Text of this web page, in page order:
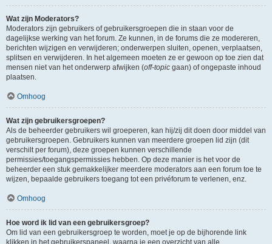
Wat zijn Moderators?
Moderators zijn gebruikers of gebruikersgroepen die in staan voor de
dagelijkse werking van het forum. Ze kunnen, in de forums die ze modereren,
berichten wijzigen en verwijderen; onderwerpen sluiten, openen, verplaatsen,
splitsen en verwijderen. In het algemeen moeten ze er gewoon op toe zien dat
mensen niet van het onderwerp afwijken (off-topic gaan) of ongepaste inhoud
plaatsen.
Omhoog
Wat zijn gebruikersgroepen?
Als de beheerder gebruikers wil groeperen, kan hij/zij dit doen door middel van
gebruikersgroepen. Gebruikers kunnen van meerdere groepen lid zijn (dit
verschilt per forum), deze groepen kunnen verschillende
permissies/toegangspermissies hebben. Op deze manier is het voor de
beheerder een stuk gemakkelijker meerdere moderators aan een forum toe te
wijzen, bepaalde gebruikers toegang tot een privéforum te verlenen, enz.
Omhoog
Hoe word ik lid van een gebruikersgroep?
Om lid van een gebruikersgroep te worden, moet je op de bijhorende link